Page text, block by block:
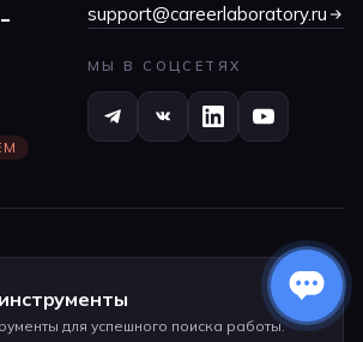
support@careerlaboratory.ru
МЫ В СОЦСЕТЯХ
для успешного поиска работы.